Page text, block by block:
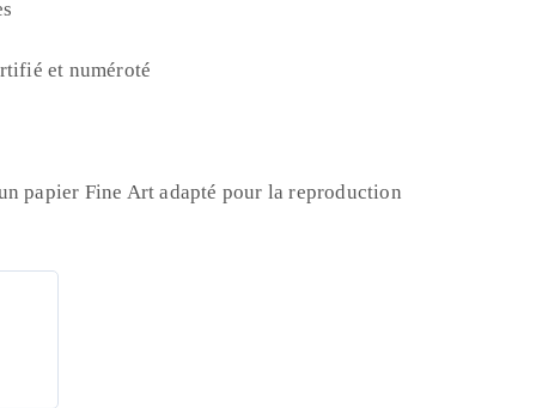
et numéroté
papier Fine Art adapté pour la reproduction